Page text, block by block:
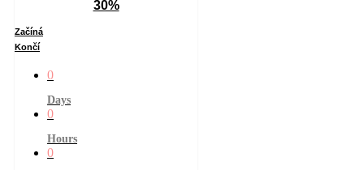
30%
Začíná
Končí
0
Days
0
Hours
0